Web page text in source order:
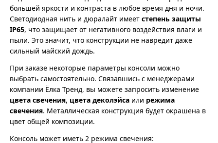
большей яркости и контраста в любое время дня и ночи.
Светодиодная нить и дюралайт имеет степень защиты
IP65, что защищает от негативного воздействия влаги и
пыли. Это значит, что конструкции не навредит даже
сильный майский дождь.
При заказе некоторые параметры консоли можно
выбрать самостоятельно. Связавшись с менеджерами
компании Ёлка Тренд, вы можете запросить изменение
цвета свечения, цвета деколэйса или режима
свечения. Металлическая конструкция будет окрашена в
цвет общей композиции.
Консоль может иметь 2 режима свечения: